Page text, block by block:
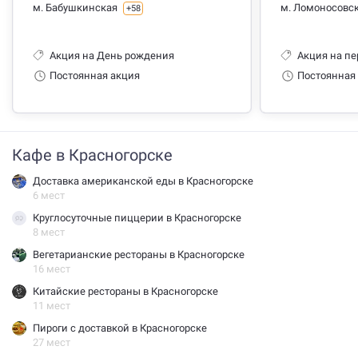
м. Бабушкинская
+58
Акция на День рождения
Постоянная акция
м.
Акция на
Кафе в Красногорске
Доставка американской еды в Красногорске
6 мест
Круглосуточные пиццерии в Красногорске
8 мест
Вегетарианские рестораны в Красногорске
16 мест
Китайские рестораны в Красногорске
11 мест
Пироги с доставкой в Красногорске
27 мест